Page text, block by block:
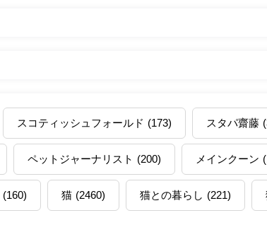
スコティッシュフォールド (173) スタパ齋藤
ペットジャーナリスト (200) メインクーン
(160) 猫 (2460) 猫との暮らし (221)